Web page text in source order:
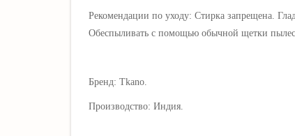
Рекомендации по уходу: Стирка запрещена.
Обеспыливать с помощью обычной щетки
Бренд: Tkano.
Производство: Индия.